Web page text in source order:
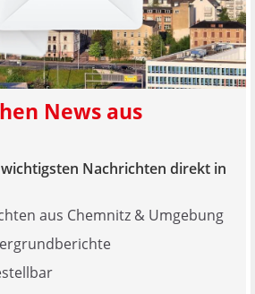
News aus
Nachrichten direkt in
aus Chemnitz & Umgebung